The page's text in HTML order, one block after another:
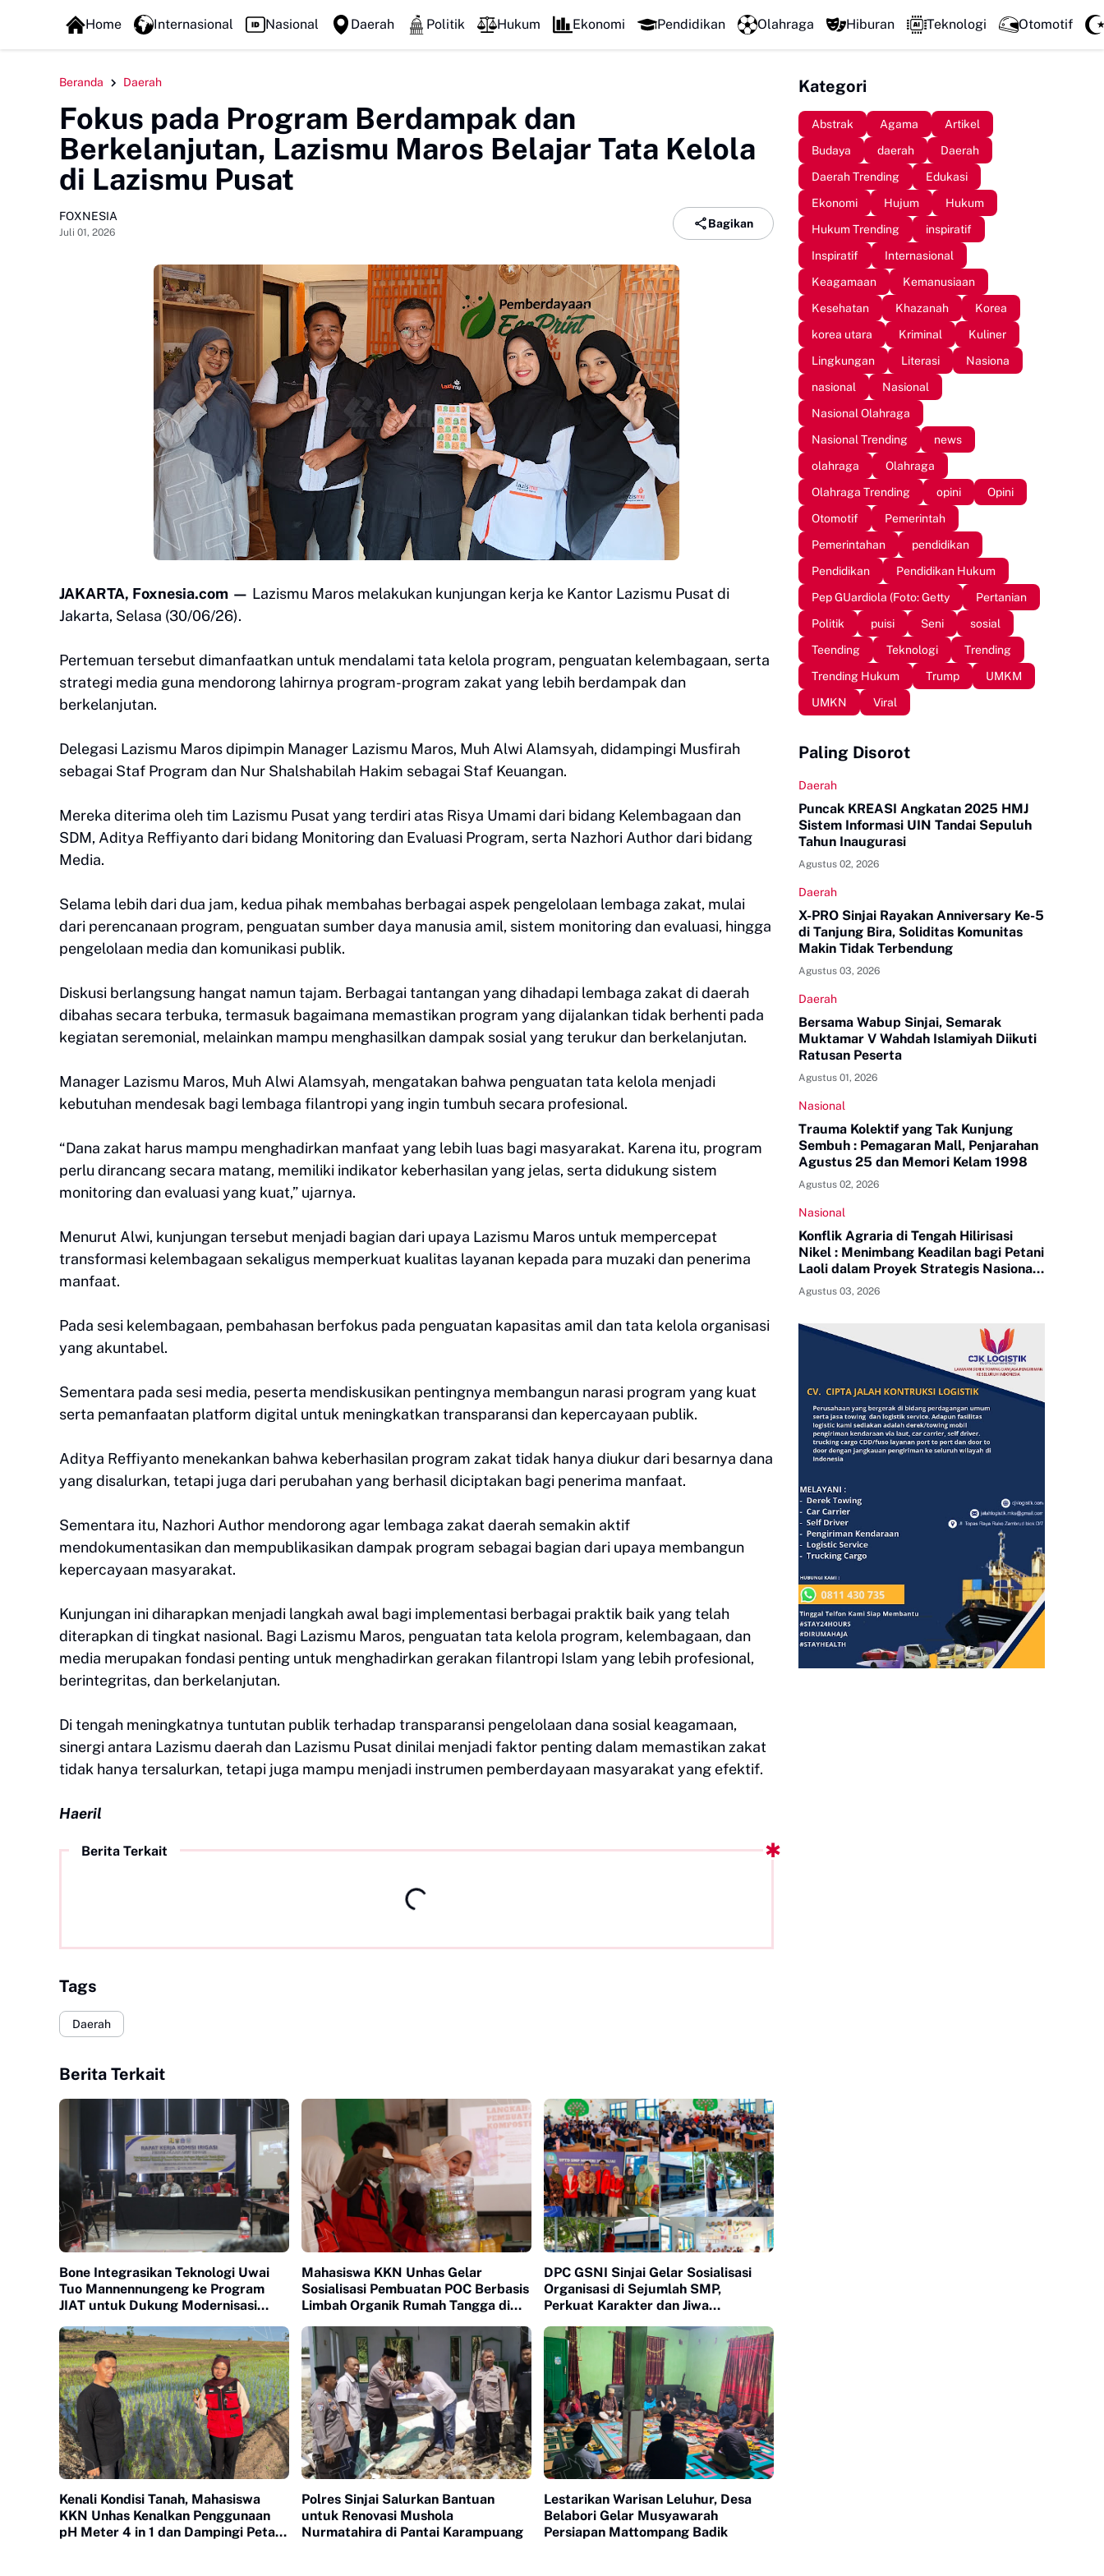
FOXLINE NEWS DPC GSNI Sinjai Gelar Sosialisasi Organisasi di Sejumlah
Home Internasional Nasional Daerah Politik Hukum Ekonomi Pendidikan Olahraga Hiburan Teknologi Otomotif
Beranda Daerah
Fokus pada Program Berdampak dan
Berkelanjutan, Lazismu Maros Belajar Tata Kelola
di Lazismu Pusat
FOXNESIA
Juli 01, 2026
Bagikan
JAKARTA, Foxnesia.com — Lazismu Maros melakukan kunjungan kerja ke Kantor Lazismu Pusat di
Jakarta, Selasa (30/06/26).
Pertemuan tersebut dimanfaatkan untuk mendalami tata kelola program, penguatan kelembagaan, serta
strategi media guna mendorong lahirnya program-program zakat yang lebih berdampak dan
berkelanjutan.
Delegasi Lazismu Maros dipimpin Manager Lazismu Maros, Muh Alwi Alamsyah, didampingi Musfirah
sebagai Staf Program dan Nur Shalshabilah Hakim sebagai Staf Keuangan.
Mereka diterima oleh tim Lazismu Pusat yang terdiri atas Risya Umami dari bidang Kelembagaan dan
SDM, Aditya Reffiyanto dari bidang Monitoring dan Evaluasi Program, serta Nazhori Author dari bidang
Media.
Selama lebih dari dua jam, kedua pihak membahas berbagai aspek pengelolaan lembaga zakat, mulai
dari perencanaan program, penguatan sumber daya manusia amil, sistem monitoring dan evaluasi, hingga
pengelolaan media dan komunikasi publik.
Diskusi berlangsung hangat namun tajam. Berbagai tantangan yang dihadapi lembaga zakat di daerah
dibahas secara terbuka, termasuk bagaimana memastikan program yang dijalankan tidak berhenti pada
kegiatan seremonial, melainkan mampu menghasilkan dampak sosial yang terukur dan berkelanjutan.
Manager Lazismu Maros, Muh Alwi Alamsyah, mengatakan bahwa penguatan tata kelola menjadi
kebutuhan mendesak bagi lembaga filantropi yang ingin tumbuh secara profesional.
“Dana zakat harus mampu menghadirkan manfaat yang lebih luas bagi masyarakat. Karena itu, program
perlu dirancang secara matang, memiliki indikator keberhasilan yang jelas, serta didukung sistem
monitoring dan evaluasi yang kuat,” ujarnya.
Menurut Alwi, kunjungan tersebut menjadi bagian dari upaya Lazismu Maros untuk mempercepat
transformasi kelembagaan sekaligus memperkuat kualitas layanan kepada para muzaki dan penerima
manfaat.
Pada sesi kelembagaan, pembahasan berfokus pada penguatan kapasitas amil dan tata kelola organisasi
yang akuntabel.
Sementara pada sesi media, peserta mendiskusikan pentingnya membangun narasi program yang kuat
serta pemanfaatan platform digital untuk meningkatkan transparansi dan kepercayaan publik.
Aditya Reffiyanto menekankan bahwa keberhasilan program zakat tidak hanya diukur dari besarnya dana
yang disalurkan, tetapi juga dari perubahan yang berhasil diciptakan bagi penerima manfaat.
Sementara itu, Nazhori Author mendorong agar lembaga zakat daerah semakin aktif
mendokumentasikan dan mempublikasikan dampak program sebagai bagian dari upaya membangun
kepercayaan masyarakat.
Kunjungan ini diharapkan menjadi langkah awal bagi implementasi berbagai praktik baik yang telah
diterapkan di tingkat nasional. Bagi Lazismu Maros, penguatan tata kelola program, kelembagaan, dan
media merupakan fondasi penting untuk menghadirkan gerakan filantropi Islam yang lebih profesional,
berintegritas, dan berkelanjutan.
Di tengah meningkatnya tuntutan publik terhadap transparansi pengelolaan dana sosial keagamaan,
sinergi antara Lazismu daerah dan Lazismu Pusat dinilai menjadi faktor penting dalam memastikan zakat
tidak hanya tersalurkan, tetapi juga mampu menjadi instrumen pemberdayaan masyarakat yang efektif.
Haeril
Berita Terkait
Tags
Daerah
Berita Terkait
Bone Integrasikan Teknologi Uwai
Tuo Mannennungeng ke Program
JIAT untuk Dukung Modernisasi
Mahasiswa KKN Unhas Gelar
Sosialisasi Pembuatan POC Berbasis
Limbah Organik Rumah Tangga di
DPC GSNI Sinjai Gelar Sosialisasi
Organisasi di Sejumlah SMP,
Perkuat Karakter dan Jiwa
Kenali Kondisi Tanah, Mahasiswa
KKN Unhas Kenalkan Penggunaan
pH Meter 4 in 1 dan Dampingi Petani
Polres Sinjai Salurkan Bantuan
untuk Renovasi Mushola
Nurmatahira di Pantai Karampuang
Lestarikan Warisan Leluhur, Desa
Belabori Gelar Musyawarah
Persiapan Mattompang Badik
Kategori
Abstrak Agama
Artikel
Budaya
daerah
Daerah
Daerah Trending
Edukasi
Ekonomi
Hujum
Hukum
Hukum Trending
inspiratif
Inspiratif
Internasional
Keagamaan
Kemanusiaan
Kesehatan
Khazanah
Korea
korea utara
Kriminal
Kuliner
Lingkungan
Literasi
Nasiona
nasional
Nasional
Nasional Olahraga
Nasional Trending
news
olahraga
Olahraga
Olahraga Trending
opini
Opini
Otomotif
Pemerintah
Pemerintahan
pendidikan
Pendidikan
Pendidikan Hukum
Pep GUardiola (Foto: Getty
Pertanian
Politik
puisi Seni
sosial
Teending
Teknologi
Trending
Trending Hukum
Trump
UMKM
UMKN
Viral
Paling Disorot
Daerah
Puncak KREASI Angkatan 2025 HMJ
Sistem Informasi UIN Tandai Sepuluh
Tahun Inaugurasi
Agustus 02, 2026
Daerah
X-PRO Sinjai Rayakan Anniversary Ke-5
di Tanjung Bira, Soliditas Komunitas
Makin Tidak Terbendung
Agustus 03, 2026
Daerah
Bersama Wabup Sinjai, Semarak
Muktamar V Wahdah Islamiyah Diikuti
Ratusan Peserta
Agustus 01, 2026
Nasional
Trauma Kolektif yang Tak Kunjung
Sembuh : Pemagaran Mall, Penjarahan
Agustus 25 dan Memori Kelam 1998
Agustus 02, 2026
Nasional
Konflik Agraria di Tengah Hilirisasi
Nikel : Menimbang Keadilan bagi Petani
Laoli dalam Proyek Strategis Nasional
PT Indonesia Huali Industry Park
Agustus 03, 2026